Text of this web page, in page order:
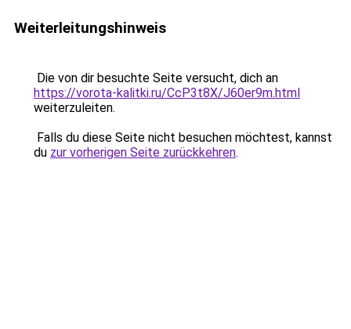
Weiterleitungshinweis
Die von dir besuchte Seite versucht, dich an
https://vorota-kalitki.ru/CcP3t8X/J60er9m.html
weiterzuleiten.
Falls du diese Seite nicht besuchen möchtest, kannst
du zur vorherigen Seite zurückkehren.